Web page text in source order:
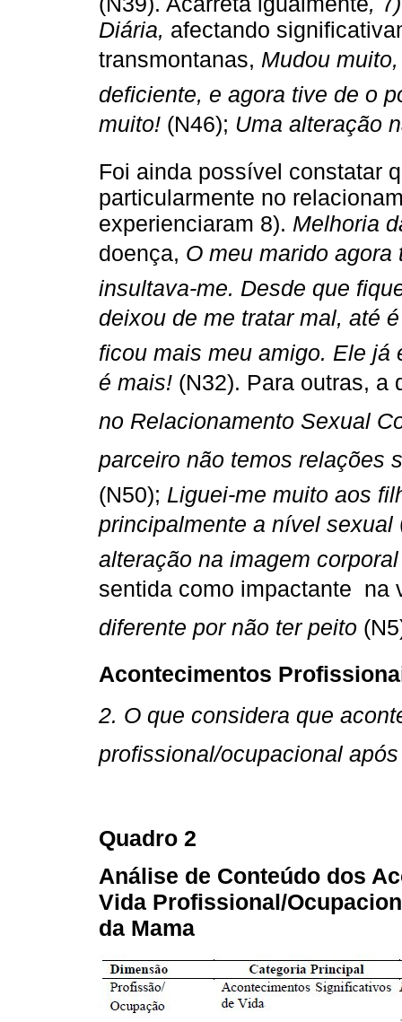
Diária, afectando
transmontanas, Mudou
deficiente, e agora tive de o
muito! (N46); Uma alteração
Foi ainda possível constatar
particularmente no
experienciaram 8). Melhoria
doença, O meu marido
insultava-me. Desde que
deixou de me tratar mal, até
ficou mais meu amigo. Ele já
é mais! (N32). Para outras,
no Relacionamento Sexual
parceiro não temos relações
(N50); Liguei-me muito aos
principalmente a nível sexual
alteração na imagem corporal
sentida como impactante na
diferente por não ter peito
Acontecimentos
2. O que considera que
profissional/ocupacional após
Quadro 2
Análise de Conteúdo dos
Vida Profissional/
da Mama